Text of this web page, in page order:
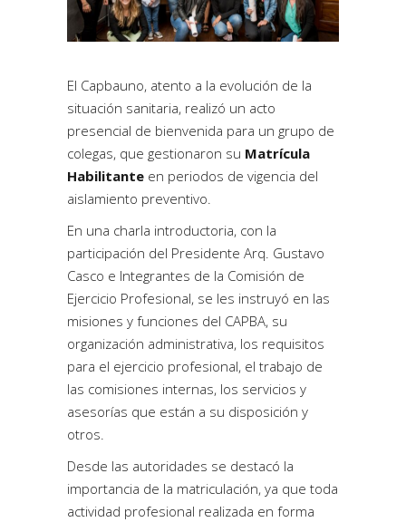
El Capbauno, atento a la evolución de la
situación sanitaria, realizó un acto
presencial de bienvenida para un grupo de
colegas, que gestionaron su Matrícula
Habilitante en periodos de vigencia del
aislamiento preventivo.
En una charla introductoria, con la
participación del Presidente Arq. Gustavo
Casco e Integrantes de la Comisión de
Ejercicio Profesional, se les instruyó en las
misiones y funciones del CAPBA, su
organización administrativa, los requisitos
para el ejercicio profesional, el trabajo de
las comisiones internas, los servicios y
asesorías que están a su disposición y
otros.
Desde las autoridades se destacó la
importancia de la matriculación, ya que toda
actividad profesional realizada en forma